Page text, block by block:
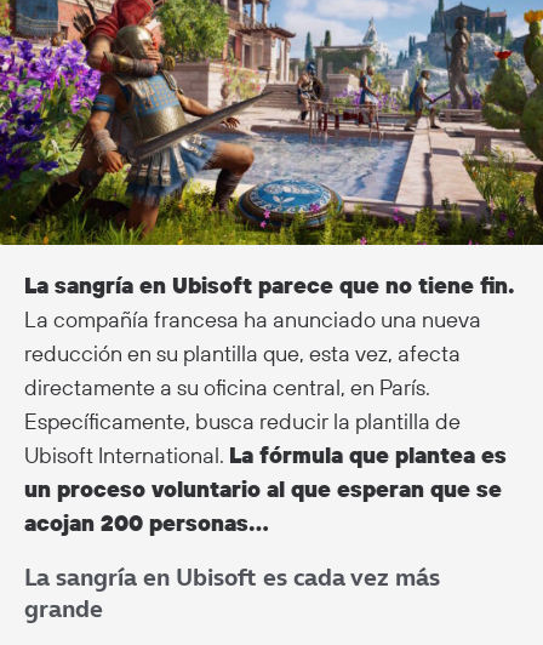
La sangría en Ubisoft parece que no tiene fin.
La compañía francesa ha anunciado una nueva
reducción en su plantilla que, esta vez, afecta
directamente a su oficina central, en París.
Específicamente, busca reducir la plantilla de
Ubisoft International. La fórmula que plantea es
un proceso voluntario al que esperan que se
acojan 200 personas…
La sangría en Ubisoft es cada vez más
grande